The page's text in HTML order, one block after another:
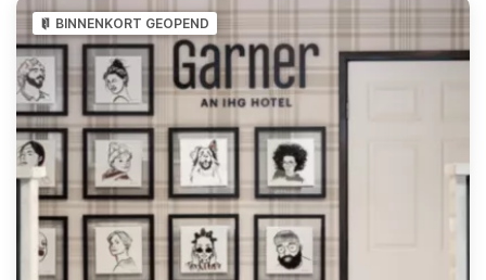
BINNENKORT GEOPEND